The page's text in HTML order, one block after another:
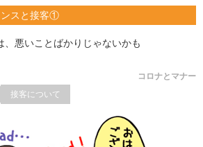
ンスと接客①
、悪いことばかりじゃないかも
コロナとマナー
接客について